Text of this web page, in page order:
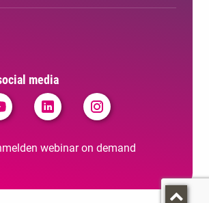
media
webinar on demand